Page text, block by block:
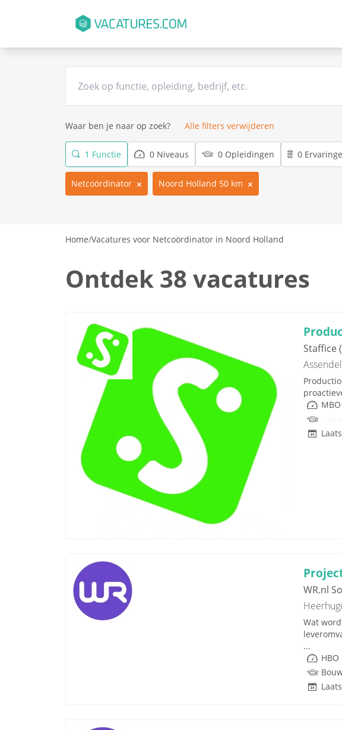
Waar ben je naar op zoek? Alle filters verwijderen
1 Functie 0 Niveaus 0 Opleidingen 0
Netcoördinator Noord Holland 50 km
Home/Vacatures voor Netcoördinator in Noord Holland
Ontdek 38 vacatures
Staffice
MBO
WR.nl
Wat
...
HBO